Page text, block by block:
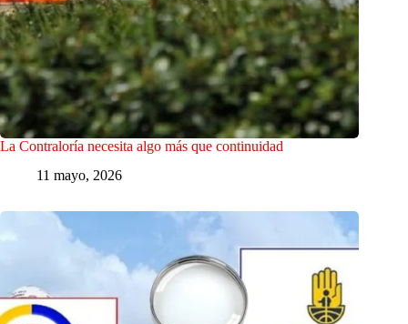
La Contraloría necesita algo más que continuidad
11 mayo, 2026